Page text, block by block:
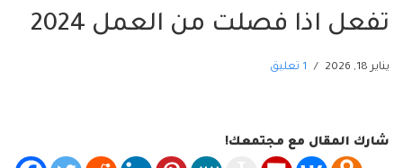
تفعل اذا فصلت من العمل 2024
يناير 18, 2026 1 تعليق
شارك المقال مع مجتمعك!